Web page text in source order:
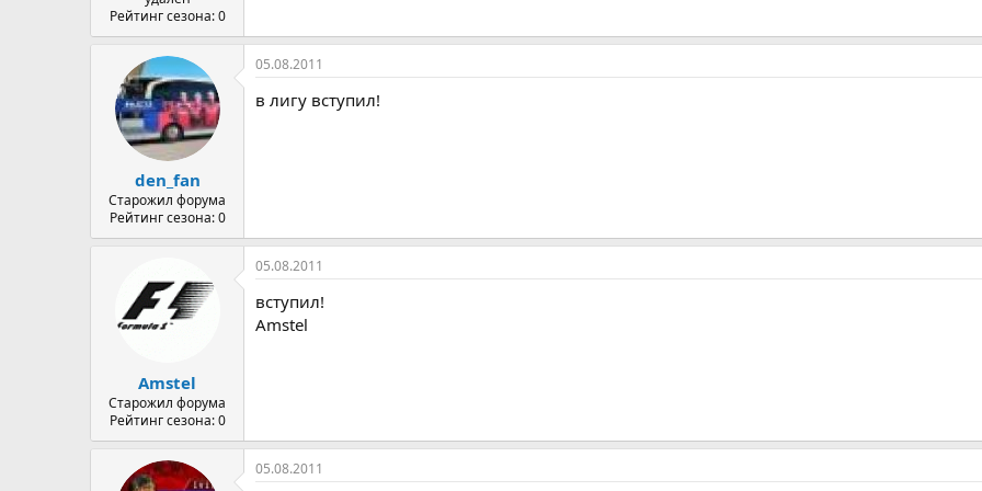
Рейтинг сезона: 0
den_fan
Старожил форума
Рейтинг сезона: 0
05.08.2011
в лигу вступил!
Amstel
Старожил форума
Рейтинг сезона: 0
05.08.2011
вступил!
Amstel
05.08.2011